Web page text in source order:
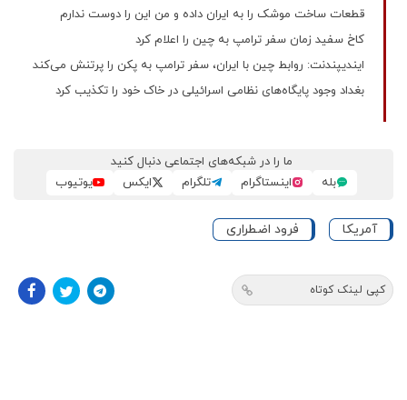
قطعات ساخت موشک را به ایران داده و من این را دوست ندارم
کاخ سفید زمان سفر ترامپ به چین را اعلام کرد
ایندیپندنت: روابط چین با ایران، سفر ترامپ به پکن را پرتنش می‌کند
بغداد وجود پایگاه‌های نظامی اسرائیلی در خاک خود را تکذیب کرد
ما را در شبکه‌های اجتماعی دنبال کنید
بله
اینستاگرام تلگرام ایکس یوتیوب
آمریکا فرود اضطراری
کپی لینک کوتاه